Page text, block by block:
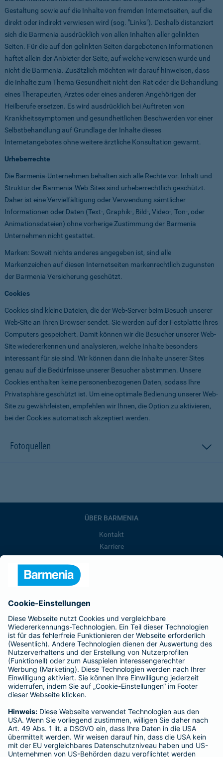
Gestaltung sowie auf die Inhalte von fremden Internetseiten, auf die
direkt oder indirekt verwiesen wird (sog. "Links"). Deshalb distanziert
sich die Barmenia ausdrücklich von allen Inhalten aller gelinkten
Seiten. Für die auf den gelinkten Seiten dargebotenen Informationen
haftet allein der Anbieter der Seite, auf welche verwiesen wurde und
nicht die Barmenia. Zusätzlich möchten wir darauf hinweisen, dass
die Inhalte zum Thema Gesundheit nicht den Rat oder die Behandlung
eines Therapeuten, Arztes oder eines anderen Angehörigen der
Heilberufe ersetzen. Es wird ausdrücklich bei Auftreten von
Krankheitssymptomen und gesundheitlichen Beschwerden vor einer
Selbstbehandlung auf Grundlage der Inhalte dieses
Internetangebotes ohne weitere ärztliche Konsultation gewarnt.
Urheberrechte
Die Barmenia-Unternehmen behalten sich alle Rechte vor. Inhalt und
Struktur der Barmenia-Web-Sites sind urheberrechtlich geschützt.
Daher ist eine Vervielfältigung oder Verwendung sämtlicher
Informationen oder Daten (Text-, Graphik-, Bild-, Video-, Ton-, oder
Animationsdateien) ohne vorherige Zustimmung der Barmenia
Unternehmen nicht gestattet.
Marken: Soweit nichts anderes angegeben ist, sind alle
Markenzeichen auf diesen Internetseiten markenrechtlich zugunsten
der Barmenia Versicherung geschützt.
Cookies
Cookies sind kleine Dateien, die der Web-Server beim Besuch unserer
Web-Site an Ihren Browser sendet. Sie werden auf der Festplatte Ihres
Computers gespeichert. Damit können wir die Besucher unserer Web-
Site wiedererkennen und analysieren, welche Inhalte besonders
interessant für sie sind. Wir können dann die Inhalte unserer Sites
genau auf die Bedürfnisse unserer Besucher abstimmen. Unsere
Cookies enthalten keine personenbezogenen Daten, sodass Ihre
Privatsphäre geschützt ist. Um eine optimale Bedienung unserer Web-
Site zu gewährleisten, empfehlen wir Ihnen, die Option zu aktivieren,
bei der Cookies automatisch akzeptiert werden.
Fotoquellen
ÜBER BARMENIA
Kontakt
Karriere
Barmenia ist Teil der BarmeniaGothaer
BELIEBTE SEITEN
Kranken-Zusatzversicherung
Tierversicherungen
Haftpflichtversicherung
Hausratversicherung
Adresse ändern
Schaden melden
Kilometerstandsmeldung
Serviceübersicht